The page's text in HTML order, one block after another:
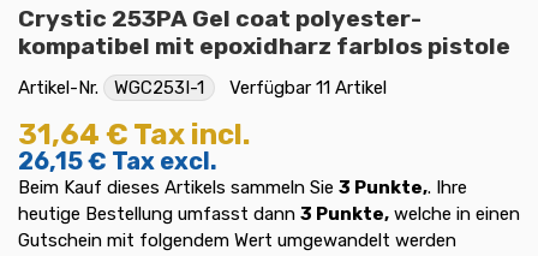
Crystic 253PA Gel coat polyester-
kompatibel mit epoxidharz farblos pistole
Artikel-Nr. WGC253I-1 Verfügbar 11 Artikel
31,64 € Tax incl.
26,15 € Tax excl.
Beim Kauf dieses Artikels sammeln Sie 3 Punkte,. Ihre
heutige Bestellung umfasst dann 3 Punkte, welche in einen
Gutschein mit folgendem Wert umgewandelt werden